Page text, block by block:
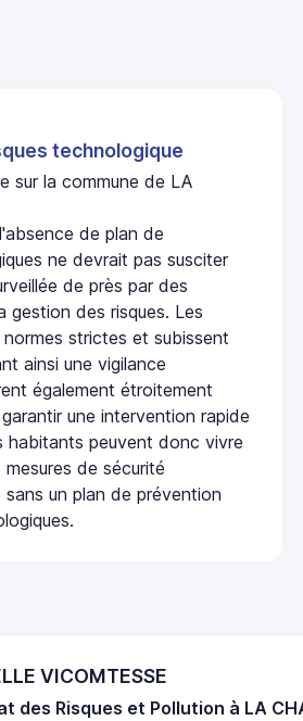
technologique
sur la commune de LA
de plan de
ne devrait pas susciter
de près par des
gestion des risques. Les
strictes et subissent
ainsi une vigilance
également étroitement
une intervention rapide
peuvent donc vivre
de sécurité
un plan de prévention
VICOMTESSE
des Risques et Pollution à LA